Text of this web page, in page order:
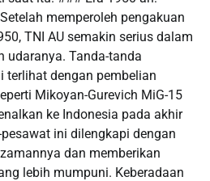
memperoleh pengakuan
TNI AU semakin serius dalam
udaranya. Tanda-tanda
terlihat dengan pembelian
Mikoyan-Gurevich MiG-15
ke Indonesia pada akhir
ini dilengkapi dengan
dan memberikan
lebih mumpuni. Keberadaan